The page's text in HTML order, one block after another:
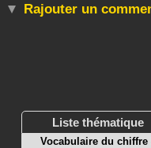
Rajouter un
Liste thématique
Vocabulaire du chiffre